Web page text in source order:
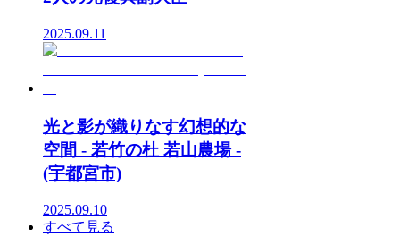
2025.09.11
光と影が織りなす幻想的な
空間 - 若竹の杜 若山農場 -
(宇都宮市)
2025.09.10
すべて見る